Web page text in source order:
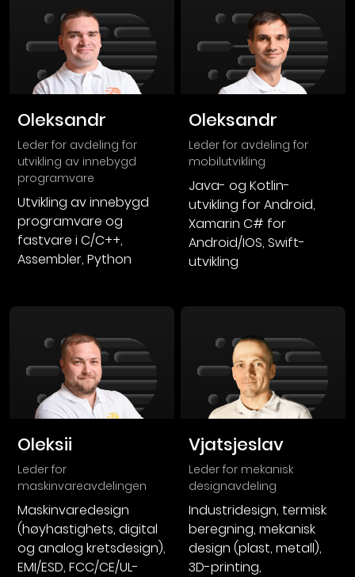
Oleksandr
leder for avdeling for
utvikling av innebygd
programvare
Utvikling av innebygd
programvare og
fastvare i C/C++,
Assembler, Python
Oleksandr
leder for avdeling for
mobilutvikling
Java- og Kotlin-
utvikling for Android,
Xamarin C# for
Android/IOS, Swift-
utvikling
Oleksii
leder for
maskinvareavdelingen
Maskinvaredesign
(høyhastighets, digital
og analog kretsdesign),
EMI/ESD, FCC/CE/UL-
Vjatsjeslav
leder for mekanisk
designavdeling
Industridesign, termisk
beregning, mekanisk
design (plast, metall),
3D-printing,